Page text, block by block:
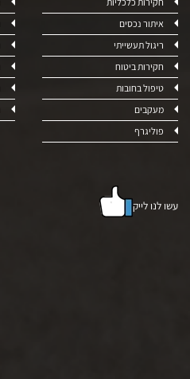
איתור נכסים
ריגול תעשייתי
חקירות ביטוח
טיפול בחובות
מעקבים
פוליגרף
עשו לנו לייק